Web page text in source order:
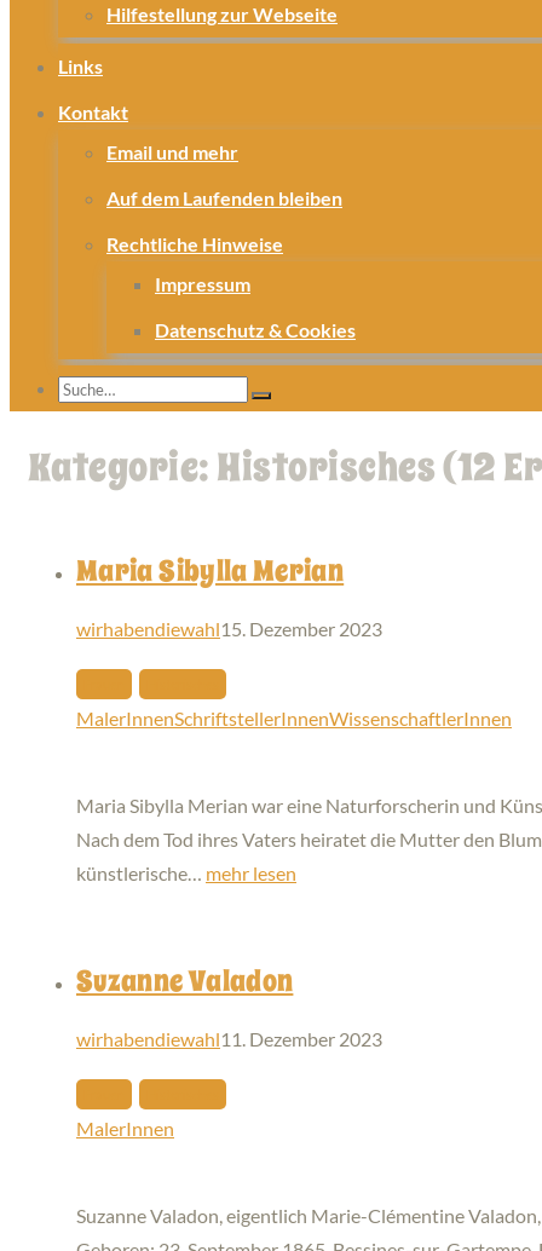
Hilfestellung zur Webseite
Links
Kontakt
Email und mehr
Auf dem Laufenden bleiben
Rechtliche Hinweise
Impressum
Datenschutz & Cookies
Kategorie: Historisches(12
Maria Sibylla Merian
wirhabendiewahl15. Dezember 2023
MalerInnenSchriftstellerInnenWissenschaftlerInnen
Maria Sibylla Merian war eine Naturforscherin und
Nach dem Tod ihres Vaters heiratet die Mutter den
künstlerische… mehr lesen
Suzanne Valadon
wirhabendiewahl11. Dezember 2023
MalerInnen
Suzanne Valadon, eigentlich Marie-Clémentine